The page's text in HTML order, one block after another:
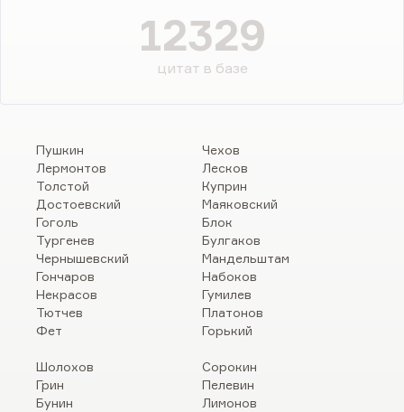
12329
цитат в базе
Пушкин
Лермонтов
Толстой
Достоевский
Гоголь
Тургенев
Чернышевский
Гончаров
Некрасов
Тютчев
Фет
Чехов
Лесков
Куприн
Маяковский
Блок
Булгаков
Мандельштам
Набоков
Гумилев
Платонов
Горький
Шолохов
Грин
Бунин
Сорокин
Пелевин
Лимонов